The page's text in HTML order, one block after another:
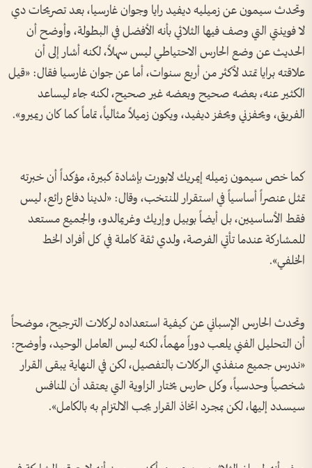
وتحدث سيمون عن زميليه ديفيد رايا وجوان غارسيا، بعد تصريحات دي
لا فوينتي التي وصف فيها الثلاثي بأنه الأفضل في البطولة، وأوضح أن
الحديث عن وضع الحارس الاحتياطي ليس سهلاً، لكنه أشار إلى أن
علاقته برايا تمتد لأكثر من أربع سنوات، أما عن جوان غارسيا فقال: «قيل
الكثير عنه، بعضه صحيح وبعضه غير صحيح، لكنه جاء ليساعد
الفريق، ويحفزني ويحفز ديفيد، ويكون زميلاً مثالياً، تماماً كما كان ريميرو».
كما خص سيمون زميله إيمريك لابورت بإشادة كبيرة، مؤكداً أن خبرته
تمثل عنصراً أساسياً في استقرار المنتخب، وقال: «لدينا دفاع رائع، ليس
فقط الأساسيين، بل أيضاً بوبيل وإريك وغريمالدو، والجميع مستعد
للمشاركة عندما تأتي الفرصة، ولدي ثقة كاملة في كل أفراد الخط
الخلفي».
وتحدث الحارس الإسباني عن كيفية استعداده لركلات الترجيح، موضحاً
أن التحليل الفني يلعب دوراً مهماً، لكنه ليس العامل الوحيد، وأوضح:
«ندرس جميع منفذي الركلات بالتفصيل، لكن في النهاية يبقى القرار
شخصياً وحدسياً، وكل حارس يختار الزاوية التي يعتقد أن المنافس
سيسدد إليها، لكن بمجرد اتخاذ القرار يجب الالتزام به بالكامل».